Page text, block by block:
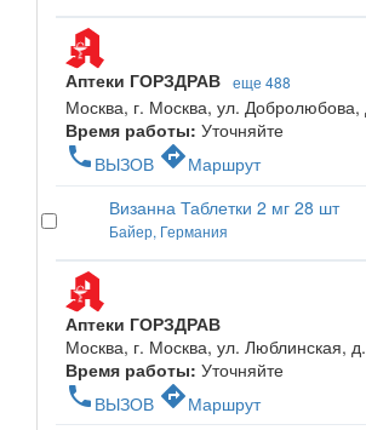
Аптеки ГОРЗДРАВ еще 488
Москва, г. Москва, ул. Добролюбова,
Время работы: Уточняйте
phone ВЫЗОВ directionsМаршрут
Визанна Таблетки 2 мг 28 шт
Байер, Германия
Аптеки ГОРЗДРАВ
Москва, г. Москва, ул. Люблинская,
Время работы: Уточняйте
phone ВЫЗОВ directionsМаршрут